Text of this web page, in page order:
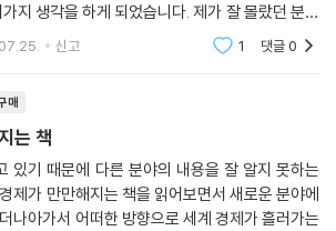
지 생각을 하게 되었습니다. 제가 잘 몰랐던 분야
제의 흐름이라는 것이 참 신기하다고 생각했습니
신고 1 댓글0
매
는 책
있기 때문에 다른 분야의 내용을 잘 알지 못하는
제가 만만해지는 책을 읽어보면서 새로운 분야에
나아가서 어떠한 방향으로 세계 경제가 흘러가는